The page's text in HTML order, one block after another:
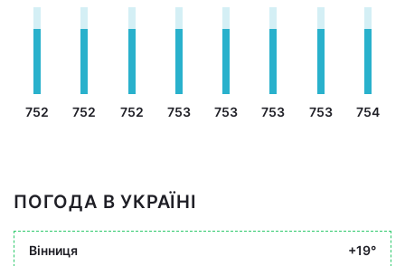
752 752 752 753 753 753 753 754
ПОГОДА В УКРАЇНІ
Вінниця +19°